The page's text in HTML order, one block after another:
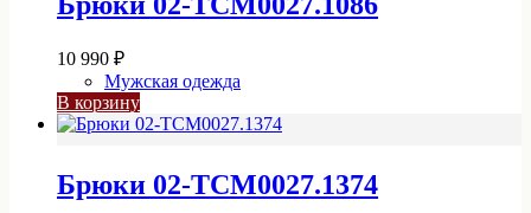
10 990 ₽
Мужская одежда
В корзину
Брюки 02-TCM0027.1374